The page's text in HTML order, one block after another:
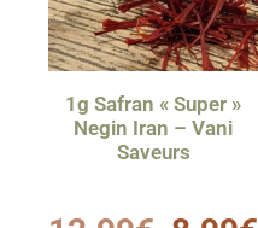
1g Safran « Super »
Negin Iran – Vani
Saveurs